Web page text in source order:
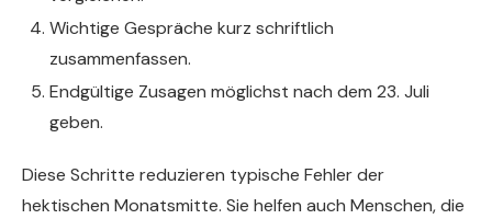
Wichtige Gespräche kurz schriftlich
zusammenfassen.
Endgültige Zusagen möglichst nach dem 23. Juli
geben.
Diese Schritte reduzieren typische Fehler der
hektischen Monatsmitte. Sie helfen auch Menschen, die